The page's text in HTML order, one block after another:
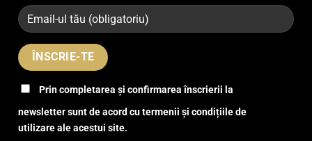
Prin completarea și confirmarea înscrierii la
newsletter sunt de acord cu termenii și condițiile de
utilizare ale acestui site.